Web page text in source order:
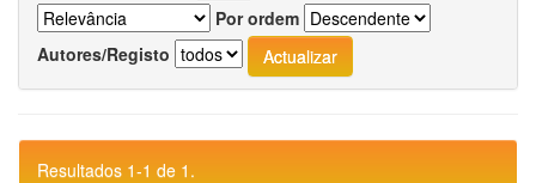
Por ordem
Autores/Registo
Resultados 1-1 de 1.